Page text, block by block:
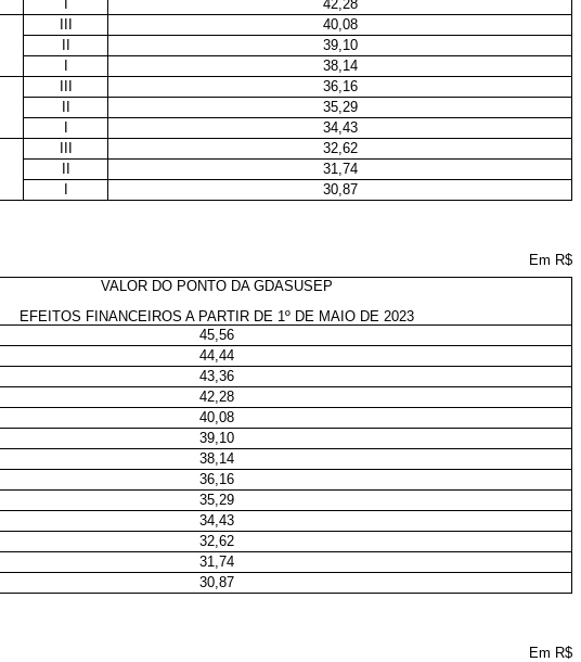
42,28
40,08
39,10
38,14
36,16
35,29
34,43
32,62
31,74
30,87
Em R$
VALOR DO PONTO DA GDASUSEP
EFEITOS FINANCEIROS A PARTIR DE 1º DE MAIO DE 2023
45,56
44,44
43,36
42,28
40,08
39,10
38,14
36,16
35,29
34,43
32,62
31,74
30,87
Em R$